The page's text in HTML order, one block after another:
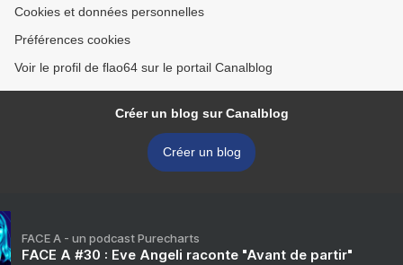
Cookies et données personnelles
Préférences cookies
Voir le profil de flao64 sur le portail Canalblog
Créer un blog sur Canalblog
Créer un blog
FACE A - un podcast Purecharts
FACE A #30 : Eve Angeli raconte "Avant de partir"